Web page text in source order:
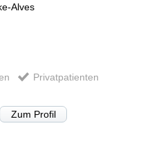
Alves
Privatpatienten
Zum Profil